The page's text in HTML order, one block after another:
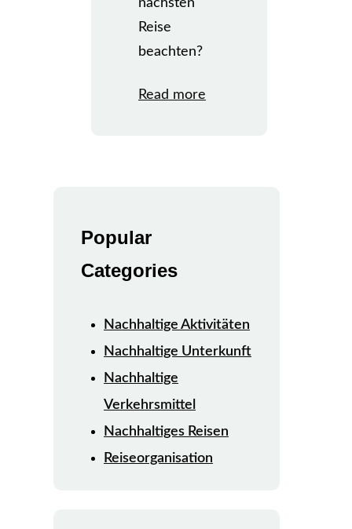
nächsten
Reise
beachten?
Read more
Popular
Categories
Nachhaltige Aktivitäten
Nachhaltige Unterkunft
Nachhaltige
Verkehrsmittel
Nachhaltiges Reisen
Reiseorganisation